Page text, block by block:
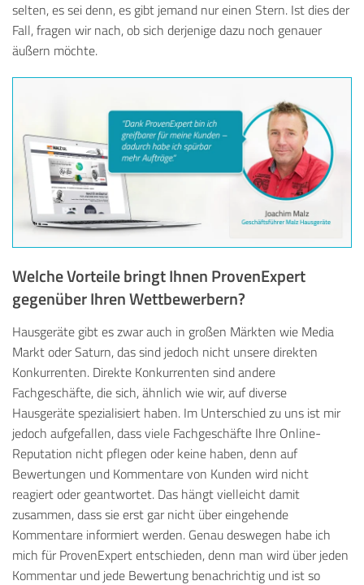
selten, es sei denn, es gibt jemand nur einen Stern. Ist dies der
Fall, fragen wir nach, ob sich derjenige dazu noch genauer
äußern möchte.
Welche Vorteile bringt Ihnen ProvenExpert
gegenüber Ihren Wettbewerbern?
Hausgeräte gibt es zwar auch in großen Märkten wie Media
Markt oder Saturn, das sind jedoch nicht unsere direkten
Konkurrenten. Direkte Konkurrenten sind andere
Fachgeschäfte, die sich, ähnlich wie wir, auf diverse
Hausgeräte spezialisiert haben. Im Unterschied zu uns ist mir
jedoch aufgefallen, dass viele Fachgeschäfte Ihre Online-
Reputation nicht pflegen oder keine haben, denn auf
Bewertungen und Kommentare von Kunden wird nicht
reagiert oder geantwortet. Das hängt vielleicht damit
zusammen, dass sie erst gar nicht über eingehende
Kommentare informiert werden. Genau deswegen habe ich
mich für ProvenExpert entschieden, denn man wird über jeden
Kommentar und jede Bewertung benachrichtig und ist so